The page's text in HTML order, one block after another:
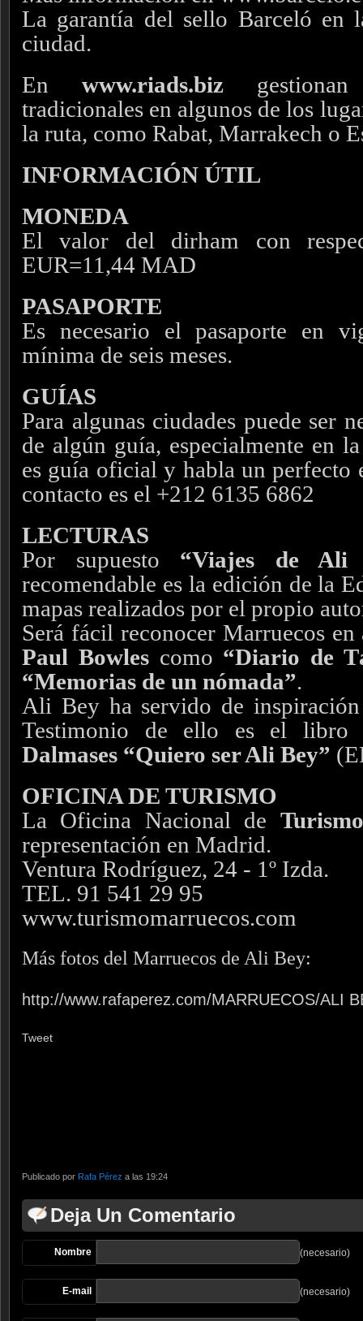
La garantía del sello Barceló en
ciudad.
En www.riads.biz gestionan
tradicionales en algunos de los
la ruta, como Rabat, Marrakech o
INFORMACIÓN ÚTIL
MONEDA
El valor del dirham con
EUR=11,44 MAD
PASAPORTE
Es necesario el pasaporte en
mínima de seis meses.
GUÍAS
Para algunas ciudades puede ser
de algún guía, especialmente en
es guía oficial y habla un perfecto
contacto es el +212 6135 6862
LECTURAS
Por supuesto “Viajes de Ali
recomendable es la edición de la
mapas realizados por el propio
Será fácil reconocer Marruecos
Paul Bowlescomo “Diario de
“Memorias de un nómada”.
Ali Bey ha servido de
Testimonio de ello es el
Dalmases “Quiero ser Ali Bey”
OFICINA DE TURISMO
La Oficina Nacional de
representación en Madrid.
Ventura Rodríguez, 24 - 1º Izda.
TEL. 91 541 29 95
www.turismomarruecos.com
Más fotos del Marruecos de Ali Bey:
http://www.rafaperez.com/MARRUECOS/ALI
Tweet
Publicado por Rafa Pérez a las 19:24
Deja Un Comentario
Nombre (necesario)
E-mail (necesario)